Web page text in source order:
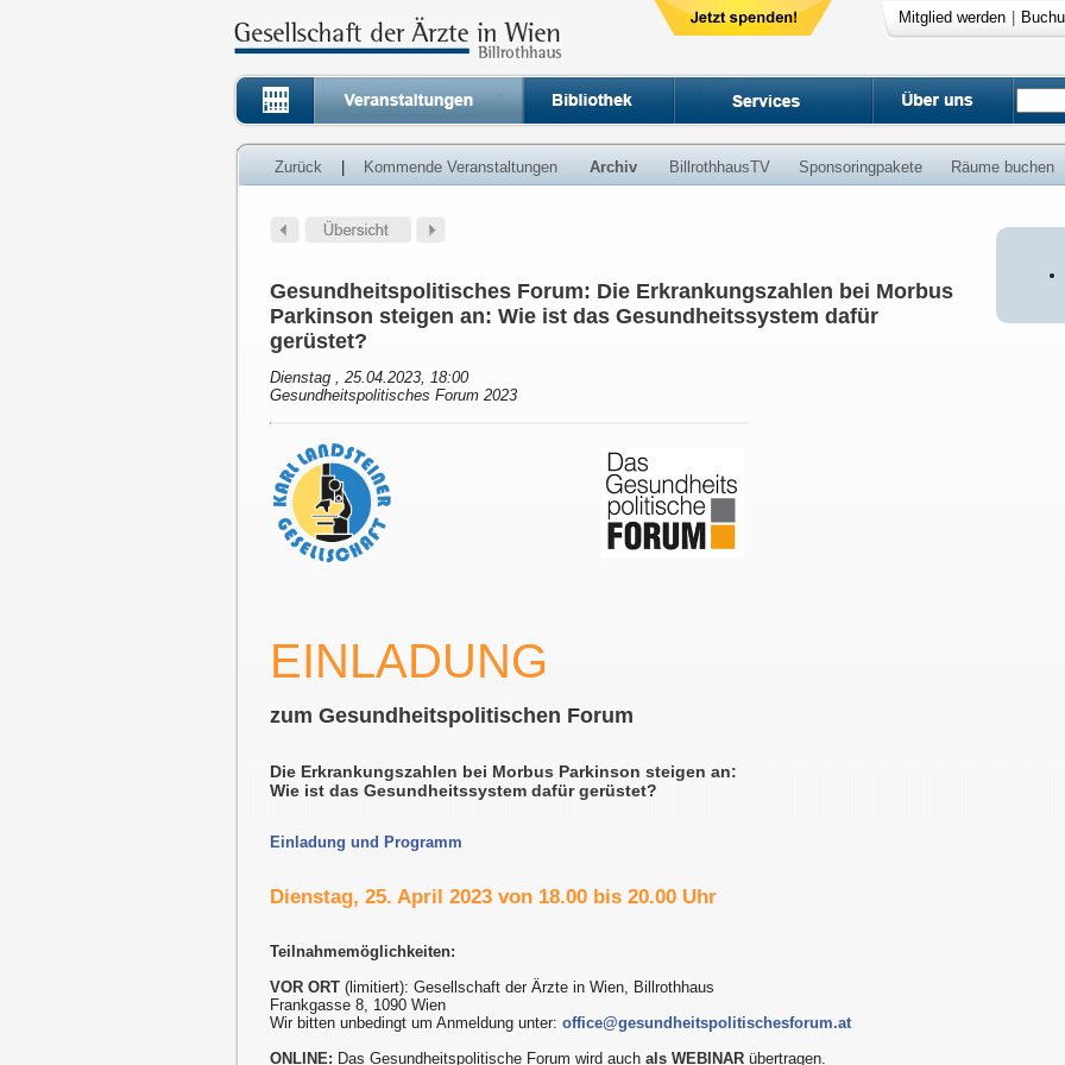
Mitglied werden
Zurück Kommende Veranstaltungen Archiv BillrothhausTV Sponsoringpakete Räume buchen
Gesundheitspolitisches Forum: Die Erkrankungszahlen bei Morbus
Parkinson steigen an: Wie ist das Gesundheitssystem dafür
gerüstet?
Dienstag , 25.04.2023, 18:00
Gesundheitspolitisches Forum 2023
EINLADUNG
zum Gesundheitspolitischen Forum
Die Erkrankungszahlen bei Morbus Parkinson steigen an:
Wie ist das Gesundheitssystem dafür gerüstet?
Einladung und Programm
Dienstag, 25. April 2023 von 18.00 bis 20.00 Uhr
Teilnahmemöglichkeiten:
VOR ORT (limitiert): Gesellschaft der Ärzte in Wien, Billrothhaus
Frankgasse 8, 1090 Wien
Wir bitten unbedingt um Anmeldung unter: office@gesundheitspolitischesforum.at
ONLINE: Das Gesundheitspolitische Forum wird auch als WEBINAR übertragen.